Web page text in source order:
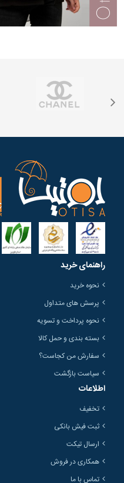
راهنمای خرید
نحوه خرید
پرسش های متداول
نحوه پرداخت و تسویه
بسته بندی و حمل کالا
سفارش من کجاست؟
سیاست بازگشت
اطلاعات
تخفیف
ثبت فیش بانکی
ارسال تیکت
همکاری در فروش
تماس با ما